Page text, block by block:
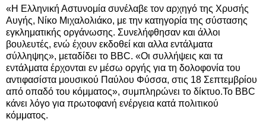
«Η Ελληνική Αστυνομία συνέλαβε τον αρχηγό της Χρυσής
Αυγής, Νίκο Μιχαλολιάκο, με την κατηγορία της σύστασης
εγκληματικής οργάνωσης. Συνελήφθησαν και άλλοι
βουλευτές, ενώ έχουν εκδοθεί και αλλα εντάλματα
σύλληψης», μεταδίδει το BBC. «Οι συλλήψεις και τα
εντάλματα έρχονται εν μέσω οργής για τη δολοφονία του
αντιφασίστα μουσικού Παύλου Φύσσα, στις 18 Σεπτεμβρίου
από οπαδό του κόμματος», συμπληρώνει το δίκτυο.Το BBC
κάνει λόγο για πρωτοφανή ενέργεια κατά πολιτικού
κόμματος.